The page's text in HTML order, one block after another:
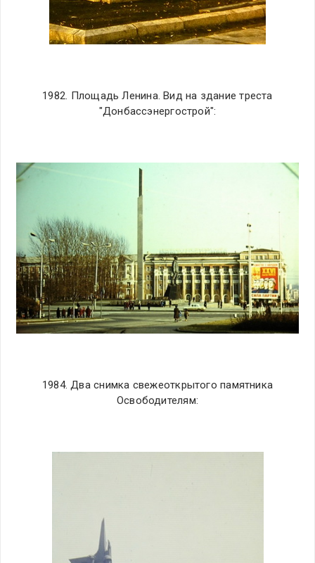
1982. Площадь Ленина. Вид на здание треста
"Донбассэнергострой":
1984. Два снимка свежеоткрытого памятника
Освободителям: